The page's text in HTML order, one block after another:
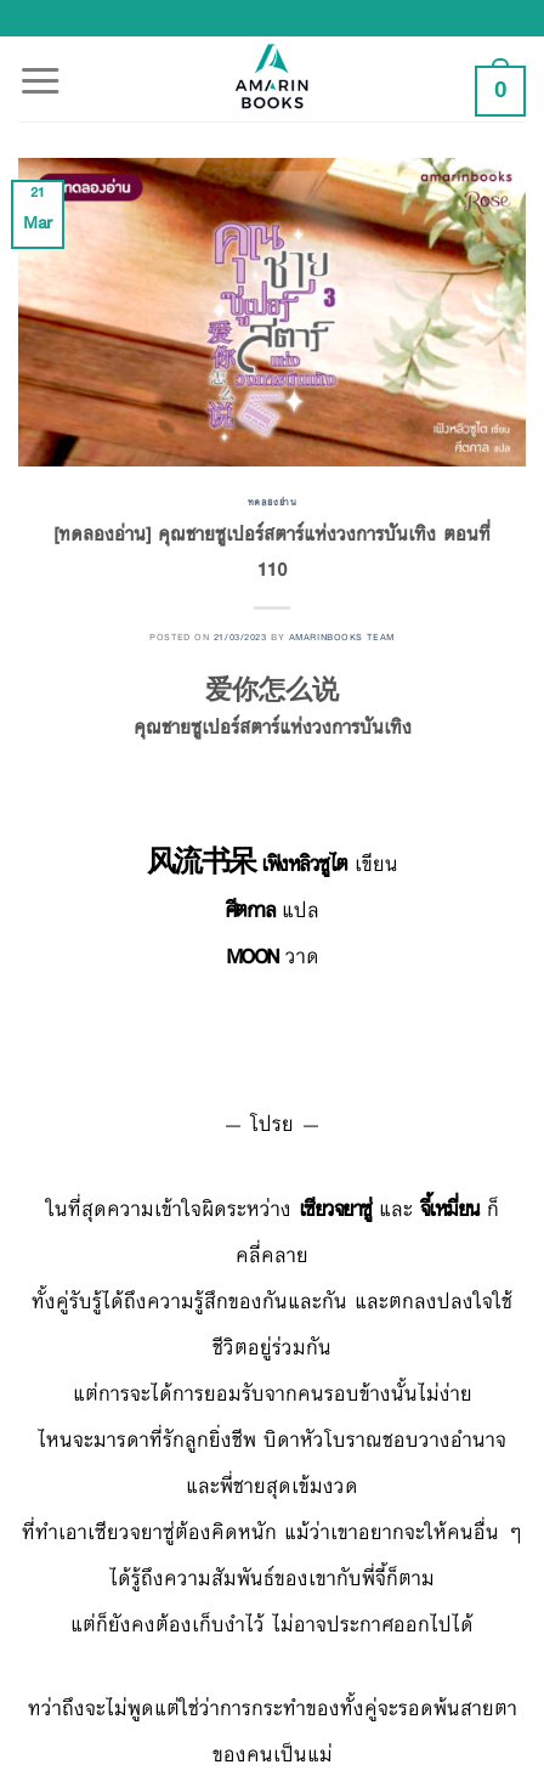
to
content
0
21
Mar
ทดลองอ่าน
[ทดลองอ่าน] คุณชายซูเปอร์สตาร์แห่งวงการบันเทิง ตอนที่
110
POSTED ON 21/03/2023 BY AMARINBOOKS TEAM
爱你怎么说
คุณชายซูเปอร์สตาร์แห่งวงการบันเทิง
风流书呆 เฟิงหลิวซูไตเขียน
ศีตกาลแปล
MOONวาด
— โปรย —
ในที่สุดความเข้าใจผิดระหว่าง เซียวจยาซู่และจี้เหมี่ยนก็
คลี่คลาย
ทั้งคู่รับรู้ได้ถึงความรู้สึกของกันและกัน และตกลงปลงใจใช้
ชีวิตอยู่ร่วมกัน
แต่การจะได้การยอมรับจากคนรอบข้างนั้นไม่ง่าย
ไหนจะมารดาที่รักลูกยิ่งชีพ บิดาหัวโบราณชอบวางอำนาจ
และพี่ชายสุดเข้มงวด
ที่ทำเอาเซียวจยาซู่ต้องคิดหนัก แม้ว่าเขาอยากจะให้คนอื่น ๆ
ได้รู้ถึงความสัมพันธ์ของเขากับพี่จี้ก็ตาม
แต่ก็ยังคงต้องเก็บงำไว้ ไม่อาจประกาศออกไปได้
ทว่าถึงจะไม่พูดแต่ใช่ว่าการกระทำของทั้งคู่จะรอดพ้นสายตา
ของคนเป็นแม่